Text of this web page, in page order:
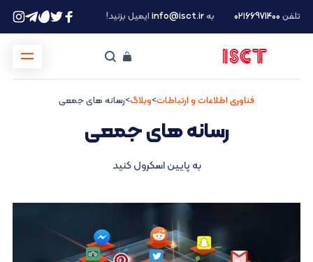
تلفن ۰۲۱66971400 بهinfo@isct.irایمیل بزنید!
فناوری اطلاعات و ارتباطات>وبلاگ>رسانه های جمعی
رسانه های جمعی
به پایین اسکرول کنید